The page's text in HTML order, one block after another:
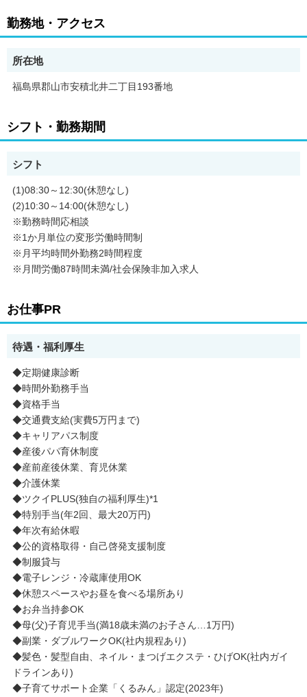
勤務地・アクセス
所在地
福島県郡山市安積北井二丁目193番地
シフト・勤務期間
シフト
(1)08:30～12:30(休憩なし)
(2)10:30～14:00(休憩なし)
※勤務時間応相談
※1か月単位の変形労働時間制
※月平均時間外勤務2時間程度
※月間労働87時間未満/社会保険非加入求人
お仕事PR
待遇・福利厚生
◆定期健康診断
◆時間外勤務手当
◆資格手当
◆交通費支給(実費5万円まで)
◆キャリアパス制度
◆産後パパ育休制度
◆産前産後休業、育児休業
◆介護休業
◆ツクイPLUS(独自の福利厚生)*1
◆特別手当(年2回、最大20万円)
◆年次有給休暇
◆公的資格取得・自己啓発支援制度
◆制服貸与
◆電子レンジ・冷蔵庫使用OK
◆休憩スペースやお昼を食べる場所あり
◆お弁当持参OK
◆母(父)子育児手当(満18歳未満のお子さん…1万円)
◆副業・ダブルワークOK(社内規程あり)
◆髪色・髪型自由、ネイル・まつげエクステ・ひげOK(社内ガイ
ドラインあり)
◆子育てサポート企業「くるみん」認定(2023年)